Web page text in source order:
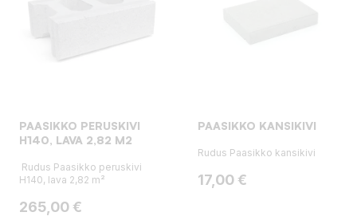
PAASIKKO PERUSKIVI
H140, LAVA 2,82 M2
Rudus Paasikko peruskivi
H140, lava 2,82 m²
Hinta
265,00 €
PAASIKKO KANSIKIVI
Rudus Paasikko kansikivi
Hinta
17,00 €